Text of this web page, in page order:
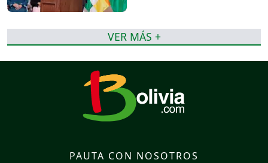
VER MÁS +
PAUTA CON NOSOTROS